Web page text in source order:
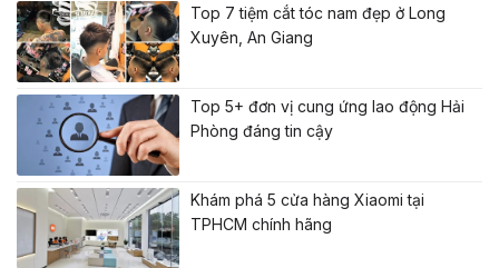
Top 7 tiệm cắt tóc nam đẹp ở Long
Xuyên, An Giang
Top 5+ đơn vị cung ứng lao động Hải
Phòng đáng tin cậy
Khám phá 5 cửa hàng Xiaomi tại
TPHCM chính hãng